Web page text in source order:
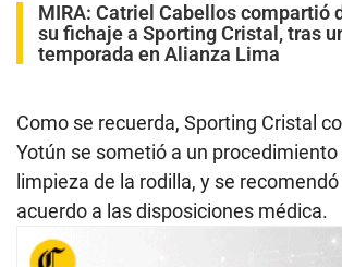
MIRA: Catriel Cabellos compartió
su fichaje a Sporting Cristal, tras
temporada en Alianza Lima
Como se recuerda, Sporting Cristal
Yotún se sometió a un
limpieza de la rodilla, y se
acuerdo a las disposiciones médica.